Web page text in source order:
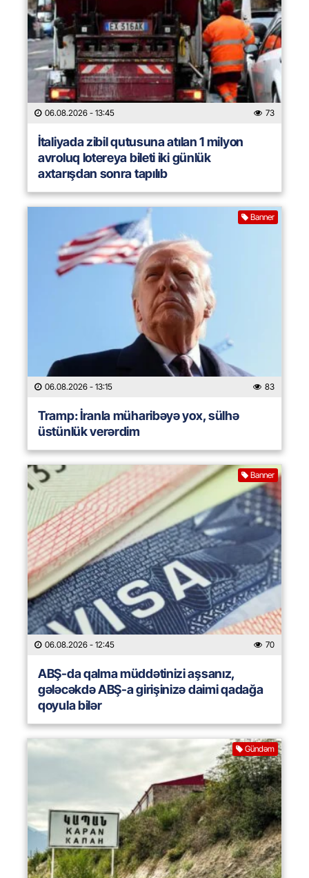
06.08.2026 - 13:45 73
İtaliyada zibil qutusuna atılan 1 milyon
avroluq lotereya bileti iki günlük
axtarışdan sonra tapılıb
Banner
06.08.2026 - 13:15 83
Tramp: İranla müharibəyə yox, sülhə
üstünlük verərdim
Banner
06.08.2026 - 12:45 70
ABŞ-da qalma müddətinizi aşsanız,
gələcəkdə ABŞ-a girişinizə daimi qadağa
qoyula bilər
Gündəm